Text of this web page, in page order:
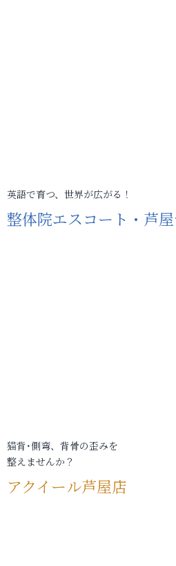
英語で育つ、世界が広がる！
整体院エスコート・芦
猫背･側弯、背骨の歪みを
整えませんか？
アクイール芦屋店